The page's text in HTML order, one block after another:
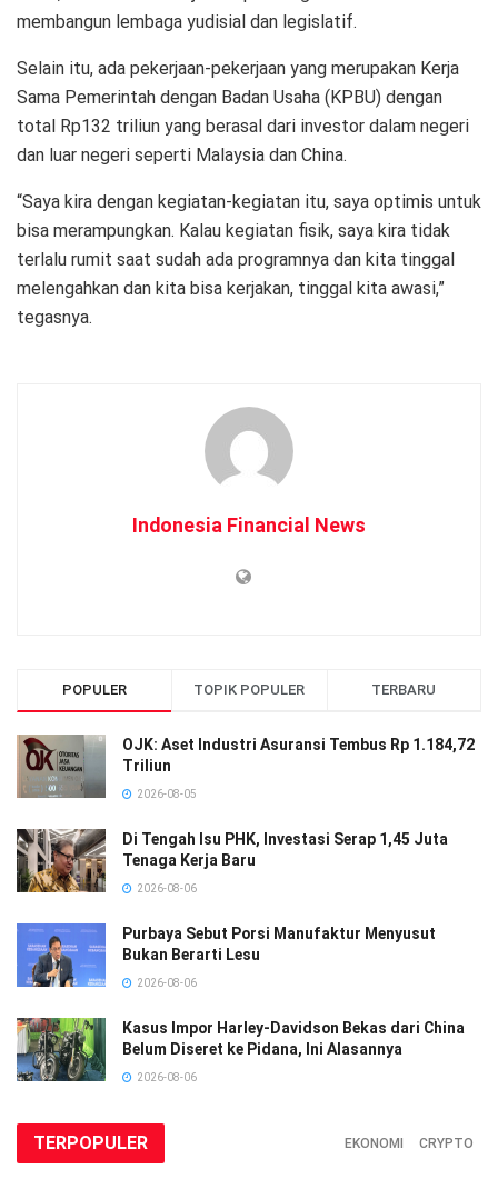
membangun lembaga yudisial dan legislatif.
Selain itu, ada pekerjaan-pekerjaan yang merupakan Kerja
Sama Pemerintah dengan Badan Usaha (KPBU) dengan
total Rp132 triliun yang berasal dari investor dalam negeri
dan luar negeri seperti Malaysia dan China.
“Saya kira dengan kegiatan-kegiatan itu, saya optimis untuk
bisa merampungkan. Kalau kegiatan fisik, saya kira tidak
terlalu rumit saat sudah ada programnya dan kita tinggal
melengahkan dan kita bisa kerjakan, tinggal kita awasi,”
tegasnya.
Indonesia Financial News
POPULER TOPIK POPULER TERBARU
OJK: Aset Industri Asuransi Tembus Rp 1.184,72
Triliun
2026-08-05
Di Tengah Isu PHK, Investasi Serap 1,45 Juta
Tenaga Kerja Baru
2026-08-06
Purbaya Sebut Porsi Manufaktur Menyusut
Bukan Berarti Lesu
2026-08-06
Kasus Impor Harley-Davidson Bekas dari China
Belum Diseret ke Pidana, Ini Alasannya
2026-08-06
TERPOPULER EKONOMI CRYPTO